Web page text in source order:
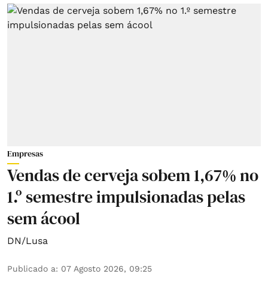
Empresas
Vendas de cerveja sobem 1,67% no
1.º semestre impulsionadas pelas
sem ácool
DN/Lusa
Publicado a: 07 Agosto 2026, 09:25